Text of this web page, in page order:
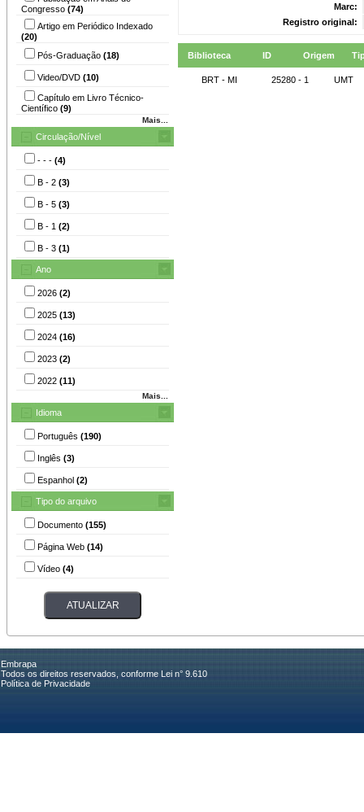
Congresso (74)
Artigo em Periódico Indexado
(20)
Pós-Graduação (18)
Video/DVD (10)
Capítulo em Livro Técnico-
Científico (9)
Mais...
Circulação/Nível
- - - (4)
B - 2 (3)
B - 5 (3)
B - 1 (2)
B - 3 (1)
Ano
2026 (2)
2025 (13)
2024 (16)
2023 (2)
2022 (11)
Mais...
Idioma
Português (190)
Inglês (3)
Espanhol (2)
Tipo do arquivo
Documento (155)
Página Web (14)
Vídeo (4)
Marc:
Registro original:
Biblioteca ID Origem
BRT - MI 25280 - 1 UMT
Embrapa
Todos os direitos reservados, conforme Lei n° 9.610
Política de Privacidade